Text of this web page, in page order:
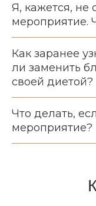
Я, кажется, не
мероприятие.
Как заранее
ли заменить
своей диетой?
Что делать,
мероприятие?